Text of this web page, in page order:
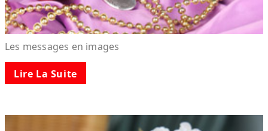
Les messages en images
Lire La Suite